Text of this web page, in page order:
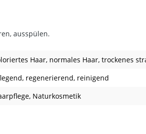
ausspülen.
Haar, normales Haar, trockenes
, regenerierend, reinigend
, Naturkosmetik